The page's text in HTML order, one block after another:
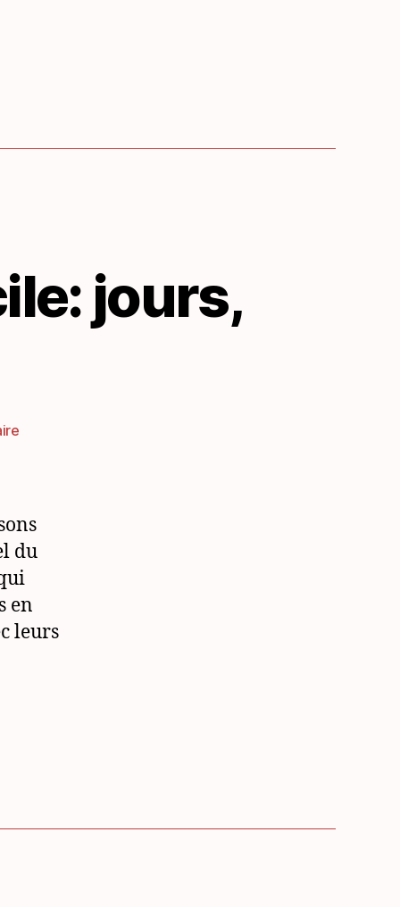
jours,
sur
mois,
saisons
du
en
leurs